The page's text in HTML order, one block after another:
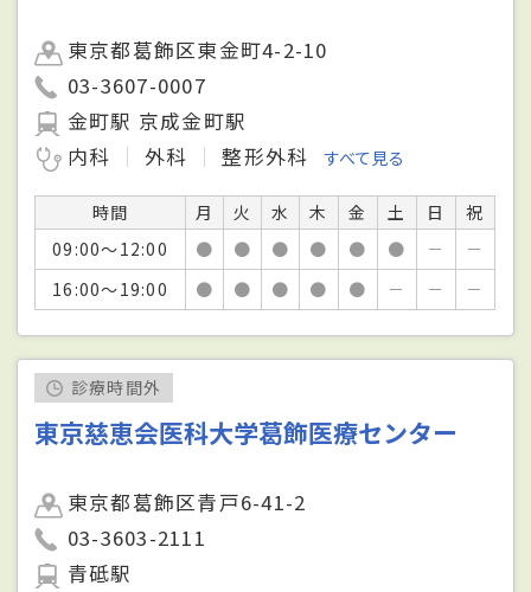
東京都葛飾区東金町4-2-10
03-3607-0007
金町駅 京成金町駅
内科
外科 整形外科 すべて見る
時間 月 火 水 木 金 土 日
祝
09:00～12:00
● ● ● ● ● ● －
－
16:00～19:00
● ● ● ● ● － － －
診療時間外
東京慈恵会医科大学葛飾医療センター
東京都葛飾区青戸6-41-2
03-3603-2111
青砥駅